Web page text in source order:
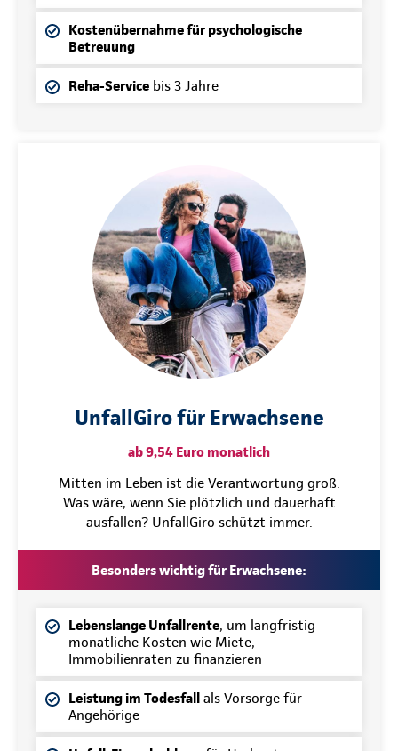
Kostenübernahme für psychologische
Betreuung
Reha-Service bis 3 Jahre
UnfallGiro für Erwachsene
ab 9,54 Euro monatlich
Mitten im Leben ist die Verantwortung groß.
Was wäre, wenn Sie plötzlich und dauerhaft
ausfallen? UnfallGiro schützt immer.
Besonders wichtig für Erwachsene:
Lebenslange Unfallrente, um langfristig
monatliche Kosten wie Miete,
Immobilienraten zu finanzieren
Leistung im Todesfall als Vorsorge für
Angehörige